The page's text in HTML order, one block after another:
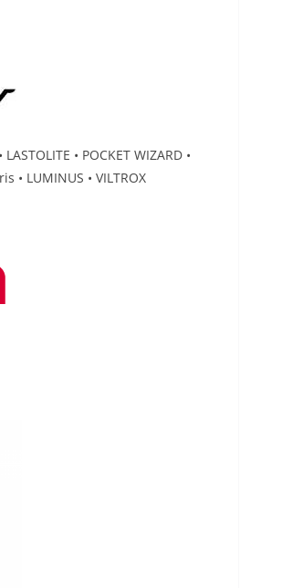
• POCKET WIZARD •
• LUMINUS • VILTROX